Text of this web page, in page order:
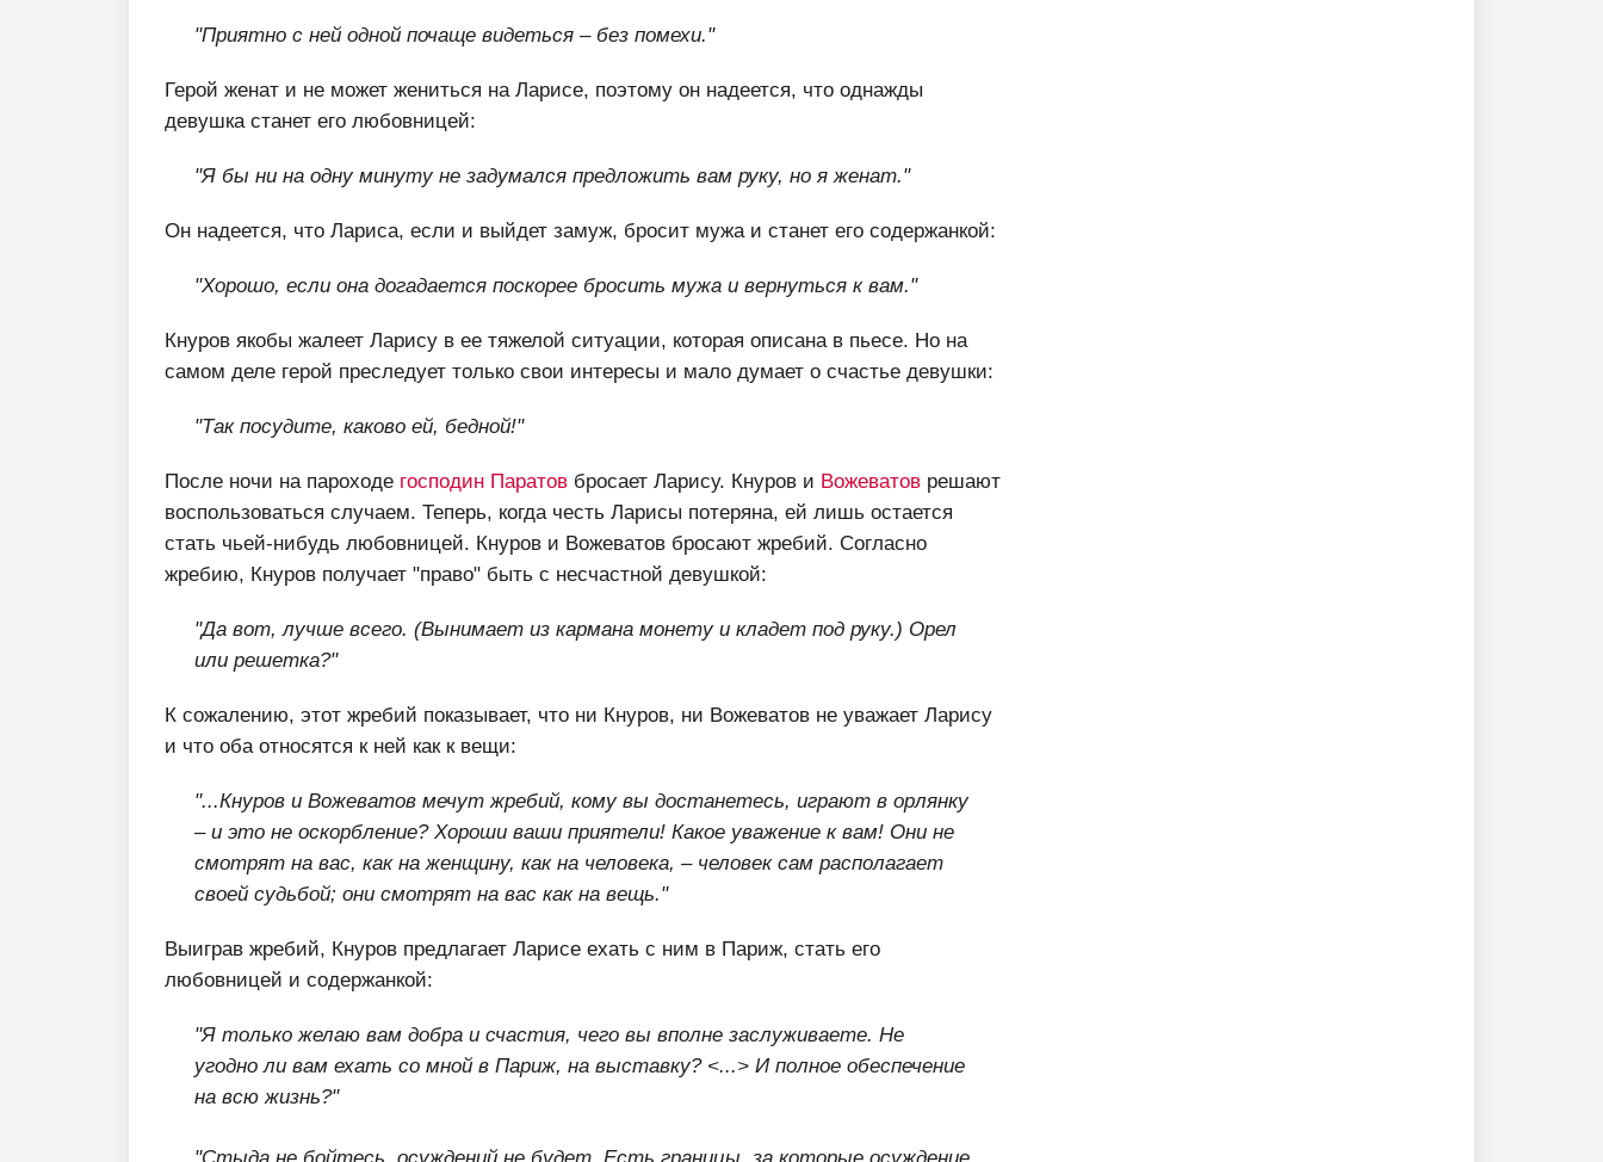
"Приятно с ней одной почаще видеться – без помехи."
Герой женат и не может жениться на Ларисе, поэтому он надеется, что однажды
девушка станет его любовницей:
"Я бы ни на одну минуту не задумался предложить вам руку, но я женат."
Он надеется, что Лариса, если и выйдет замуж, бросит мужа и станет его содержанкой:
"Хорошо, если она догадается поскорее бросить мужа и вернуться к вам."
Кнуров якобы жалеет Ларису в ее тяжелой ситуации, которая описана в пьесе. Но на
самом деле герой преследует только свои интересы и мало думает о счастье девушки:
"Так посудите, каково ей, бедной!"
После ночи на пароходе господин Паратов бросает Ларису. Кнуров и Вожеватов решают
воспользоваться случаем. Теперь, когда честь Ларисы потеряна, ей лишь остается
стать чьей-нибудь любовницей. Кнуров и Вожеватов бросают жребий. Согласно
жребию, Кнуров получает "право" быть с несчастной девушкой:
"Да вот, лучше всего. (Вынимает из кармана монету и кладет под руку.) Орел
или решетка?"
К сожалению, этот жребий показывает, что ни Кнуров, ни Вожеватов не уважает Ларису
и что оба относятся к ней как к вещи:
"...Кнуров и Вожеватов мечут жребий, кому вы достанетесь, играют в орлянку
– и это не оскорбление? Хороши ваши приятели! Какое уважение к вам! Они не
смотрят на вас, как на женщину, как на человека, – человек сам располагает
своей судьбой; они смотрят на вас как на вещь."
Выиграв жребий, Кнуров предлагает Ларисе ехать с ним в Париж, стать его
любовницей и содержанкой:
"Я только желаю вам добра и счастия, чего вы вполне заслуживаете. Не
угодно ли вам ехать со мной в Париж, на выставку? <...> И полное обеспечение
на всю жизнь?"
"Стыда не бойтесь, осуждений не будет. Есть границы, за которые осуждение